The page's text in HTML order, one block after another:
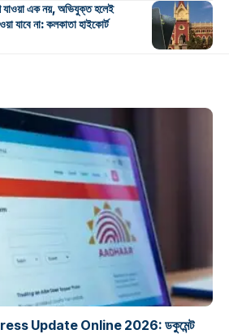
যাওয়া এক নয়, অভিযুক্ত হলেই
যাবে না: কলকাতা হাইকোর্ট
Update Online 2026: ডকুমেন্ট